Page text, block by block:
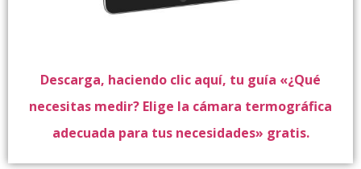
Descarga, haciendo clic aquí, tu guía «¿Qué
necesitas medir? Elige la cámara termográfica
adecuada para tus necesidades» gratis.